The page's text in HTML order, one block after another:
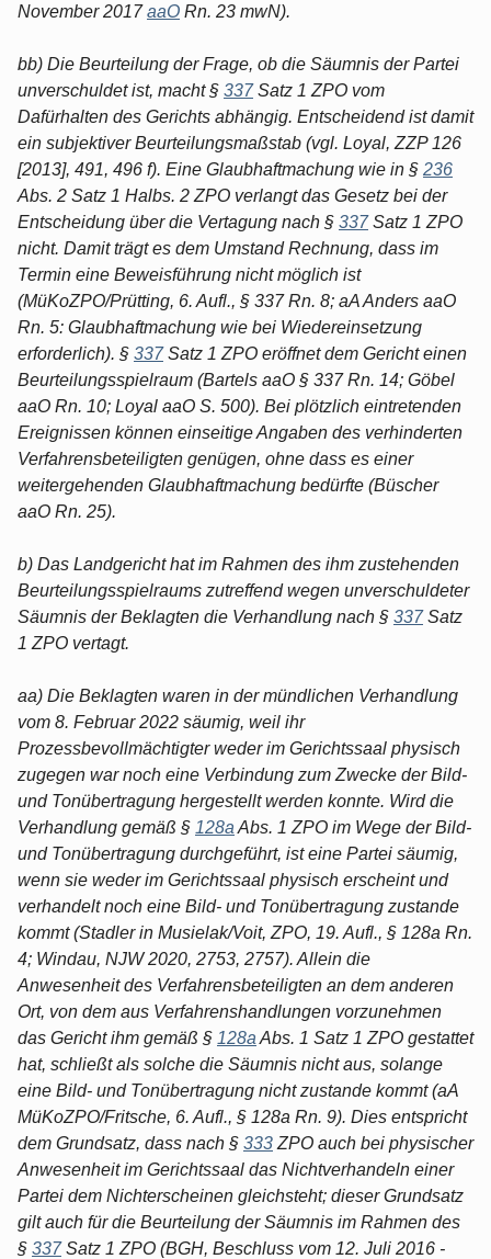
November 2017aaO Rn. 23 mwN).
bb) Die Beurteilung der Frage, ob die Säumnis der Partei
unverschuldet ist, macht § 337Satz 1 ZPO vom
Dafürhalten des Gerichts abhängig. Entscheidend ist damit
ein subjektiver Beurteilungsmaßstab (vgl. Loyal, ZZP 126
[2013], 491, 496 f). Eine Glaubhaftmachung wie in § 236
Abs. 2 Satz 1 Halbs. 2 ZPO verlangt das Gesetz bei der
Entscheidung über die Vertagung nach § 337Satz 1 ZPO
nicht. Damit trägt es dem Umstand Rechnung, dass im
Termin eine Beweisführung nicht möglich ist
(MüKoZPO/Prütting, 6. Aufl., § 337 Rn. 8; aA Anders aaO
Rn. 5: Glaubhaftmachung wie bei Wiedereinsetzung
erforderlich). § 337Satz 1 ZPO eröffnet dem Gericht einen
Beurteilungsspielraum (Bartels aaO § 337 Rn. 14; Göbel
aaO Rn. 10; Loyal aaO S. 500). Bei plötzlich eintretenden
Ereignissen können einseitige Angaben des verhinderten
Verfahrensbeteiligten genügen, ohne dass es einer
weitergehenden Glaubhaftmachung bedürfte (Büscher
aaO Rn. 25).
b) Das Landgericht hat im Rahmen des ihm zustehenden
Beurteilungsspielraums zutreffend wegen unverschuldeter
Säumnis der Beklagten die Verhandlung nach § 337Satz
1 ZPO vertagt.
aa) Die Beklagten waren in der mündlichen Verhandlung
vom 8. Februar 2022 säumig, weil ihr
Prozessbevollmächtigter weder im Gerichtssaal physisch
zugegen war noch eine Verbindung zum Zwecke der Bild-
und Tonübertragung hergestellt werden konnte. Wird die
Verhandlung gemäß § 128a Abs. 1 ZPO im Wege der Bild-
und Tonübertragung durchgeführt, ist eine Partei säumig,
wenn sie weder im Gerichtssaal physisch erscheint und
verhandelt noch eine Bild- und Tonübertragung zustande
kommt (Stadler in Musielak/Voit, ZPO, 19. Aufl., § 128a Rn.
4; Windau, NJW 2020, 2753, 2757). Allein die
Anwesenheit des Verfahrensbeteiligten an dem anderen
Ort, von dem aus Verfahrenshandlungen vorzunehmen
das Gericht ihm gemäß § 128a Abs. 1 Satz 1 ZPO gestattet
hat, schließt als solche die Säumnis nicht aus, solange
eine Bild- und Tonübertragung nicht zustande kommt (aA
MüKoZPO/Fritsche, 6. Aufl., § 128a Rn. 9). Dies entspricht
dem Grundsatz, dass nach § 333 ZPO auch bei physischer
Anwesenheit im Gerichtssaal das Nichtverhandeln einer
Partei dem Nichterscheinen gleichsteht; dieser Grundsatz
gilt auch für die Beurteilung der Säumnis im Rahmen des
§ 337Satz 1 ZPO (BGH, Beschluss vom 12. Juli 2016 -